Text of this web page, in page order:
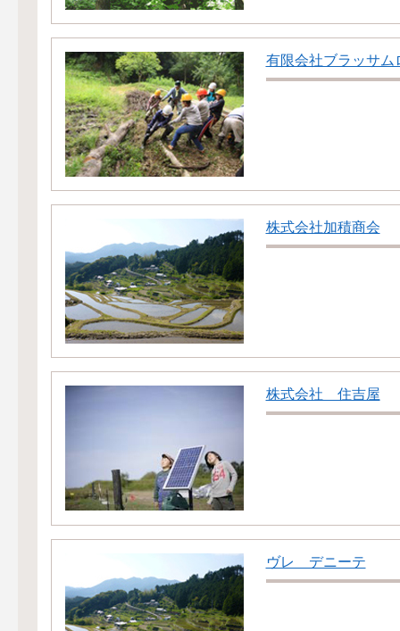
有限会社ブラッサム
株式会社加積商会
株式会社 住吉屋
ヴレ デニーテ